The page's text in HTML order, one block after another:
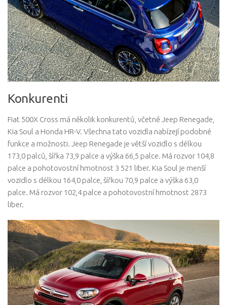
Konkurenti
Fiat 500X Cross má několik konkurentů, včetně Jeep Renegade,
Kia Soul a Honda HR-V. Všechna tato vozidla nabízejí podobné
funkce a možnosti. Jeep Renegade je větší vozidlo s délkou
173,0 palců, šířka 73,9 palce a výška 66,5 palce. Má rozvor 104,8
palce a pohotovostní hmotnost 3 521 liber. Kia Soul je menší
vozidlo s délkou 164,0 palce, šířkou 70,9 palce a výška 63,0
palce. Má rozvor 102,4 palce a pohotovostní hmotnost 2873
liber.